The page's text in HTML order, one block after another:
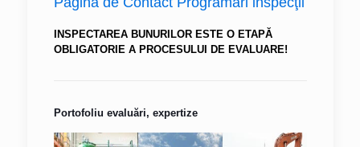
INSPECTAREA BUNURILOR ESTE O ETAPĂ
OBLIGATORIE A PROCESULUI DE EVALUARE!
Portofoliu evaluări, expertize